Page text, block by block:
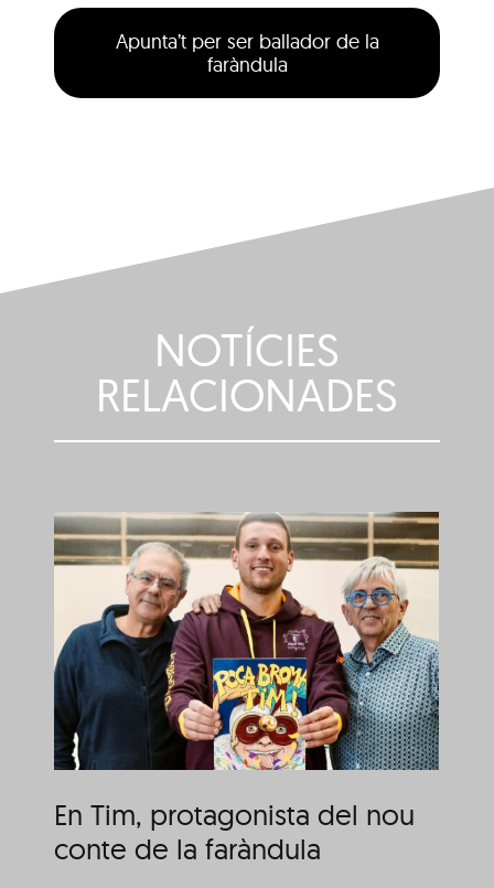
Apunta’t per ser ballador de la
faràndula
NOTÍCIES
RELACIONADES
En Tim, protagonista del nou
conte de la faràndula
Gegants, cabeçuts i
cavallets ballaran per
Corpus, amb aforament
limitat a la plaça